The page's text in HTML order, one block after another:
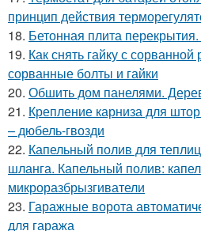
принцип действия
18. Бетонная плита
19. Как снять гайку с
сорванные болты и гайки
20. Обшить дом панелями.
21. Крепление карниза для
– дюбель-гвозди
22. Капельный полив для
шланга. Капельный полив:
микроразбрызгиватели
23. Гаражные ворота
для гаража